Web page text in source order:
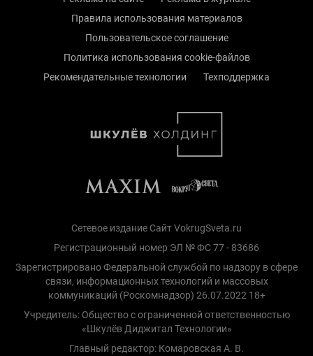
Правила использования материалов
Пользовательское соглашение
Политика использования cookie-файлов
Рекомендательные технологии
Техподдержка
Сетевое издание Сайт VokrugSveta.ru
Регистрационный номер ЭЛ № ФС 77 - 83686
Зарегистрировано Федеральной службой по надзору в сфере
связи, информационных технологий и массовых
коммуникаций (Роскомнадзор) 26.07.2022 18+
Учредитель: Общество с ограниченной ответственностью
«Шкулёв Диджитал Технологии»
Главный редактор: Комаровская А. В.